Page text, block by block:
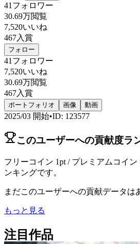
41 フォロワー
30.69万閲覧
7,520いいね
467入賞
フォロー
41 フォロワー
7,520いいね
30.69万閲覧
467入賞
ポートフォリオ 画像 動画
2025/03 開始•ID: 123577
このユーザーへの貢献度ラ
フリーコイン 1pt / プレミアムコイン
ンキングです。
まだこのユーザーへの貢献データは
もっと見る
注目作品